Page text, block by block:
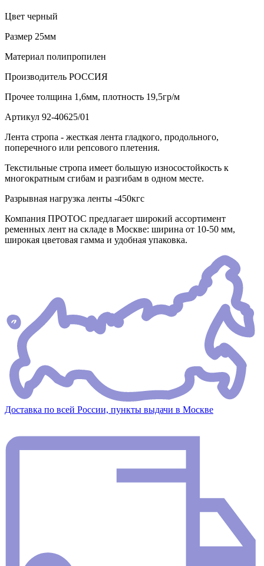
Цвет черный
Размер 25мм
Материал полипропилен
Производитель РОССИЯ
Прочее толщина 1,6мм, плотность 19,5гр/м
Артикул 92-40625/01
Лента стропа - жесткая лента гладкого, продольного,
поперечного или репсового плетения.
Текстильные стропа имеет большую износостойкость к
многократным сгибам и разгибам в одном месте.
Разрывная нагрузка ленты -450кгс
Компания ПРОТОС предлагает широкий ассортимент
ременных лент на складе в Москве: ширина от 10-50 мм,
широкая цветовая гамма и удобная упаковка.
Доставка по всей России, пункты выдачи в Москве